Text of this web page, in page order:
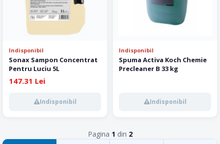
Indisponibil
Sonax Sampon Concentrat
Pentru Luciu 5L
147.31 Lei
Indisponibil
Indisponibil
Spuma Activa Koch Chemie
Precleaner B 33 kg
Indisponibil
Pagina 1 din 2